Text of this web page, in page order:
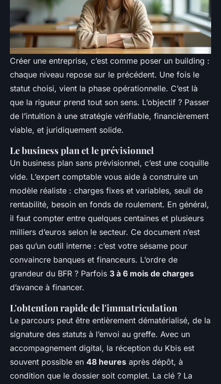
Créer une entreprise, c’est comme poser un building :
chaque niveau repose sur le précédent. Une fois le
statut choisi, vient la phase opérationnelle. C’est là
que la rigueur prend tout son sens. L’objectif ? Passer
de l’intuition à une stratégie vérifiable, financièrement
viable, et juridiquement solide.
Le business plan et le prévisionnel
Un business plan sans prévisionnel, c’est une coquille
vide. L’expert comptable vous aide à construire un
modèle réaliste : charges fixes et variables, seuil de
rentabilité, besoin en fonds de roulement. En général,
il faut compter entre quelques centaines et plusieurs
milliers d’euros selon le secteur. Ce document n’est
pas qu’un outil interne : c’est votre sésame pour
convaincre banques et financeurs. L’ordre de
grandeur du BFR ? Parfois 3 à 6 mois de charges
d’avance à financer.
L'obtention rapide de l'immatriculation
Le parcours peut être entièrement dématérialisé, de la
signature des statuts à l’envoi au greffe. Avec un
accompagnement digital, la réception du Kbis est
souvent possible en 48 heures après dépôt, à
condition que le dossier soit complet. La clé ? La